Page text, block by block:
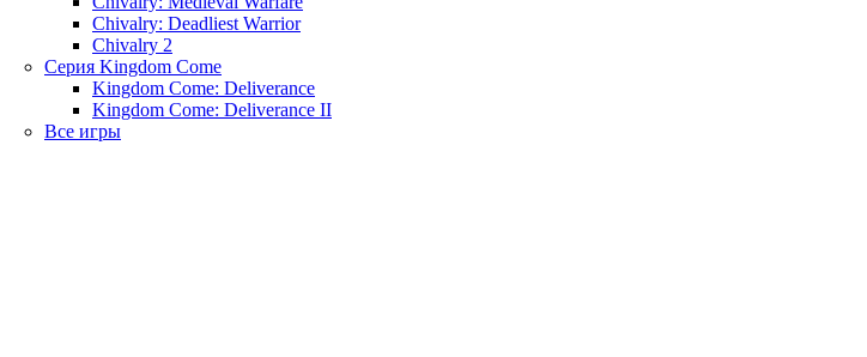
Chivalry: Deadliest Warrior
Chivalry 2
Серия Kingdom Come
Kingdom Come: Deliverance
Kingdom Come: Deliverance II
Все игры